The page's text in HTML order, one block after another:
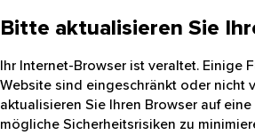
Bitte aktualisieren Sie
Ihr Internet-Browser ist veraltet. Einige
Website sind eingeschränkt oder nicht
aktualisieren Sie Ihren Browser auf
mögliche Sicherheitsrisiken zu